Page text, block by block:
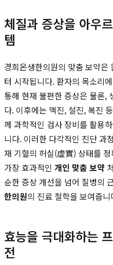
체질과 증상을 아우
템
경희온생한의원의 맞춤 보약은
터 시작됩니다. 환자의 목소리
통해 현재 불편한 증상은 물론,
다. 이후에는 맥진, 설진, 복진
께 과학적인 검사 장비를 활용
니다. 이러한 다각적인 진단 과
재 기혈의 허실(虛實) 상태를
가장 효과적인 개인 맞춤 보약
순한 증상 개선을 넘어 질병의
한의원의 진료 철학을 보여줍니
효능을 극대화하는
전